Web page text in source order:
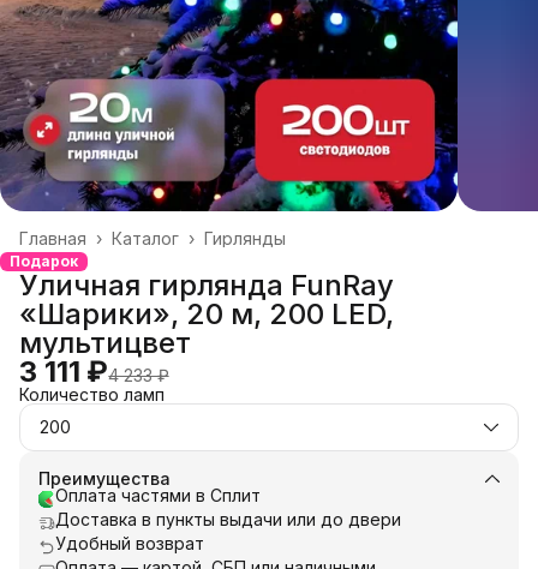
Гирлянды
Каталог ›
Главная ›
Подарок
Уличная гирлянда FunRay
«Шарики», 20 м, 200 LED,
мультицвет
3 111 ₽4 233 ₽
Количество ламп
200
Преимущества
Оплата частями в Сплит
Доставка в пункты выдачи или до двери
Удобный возврат